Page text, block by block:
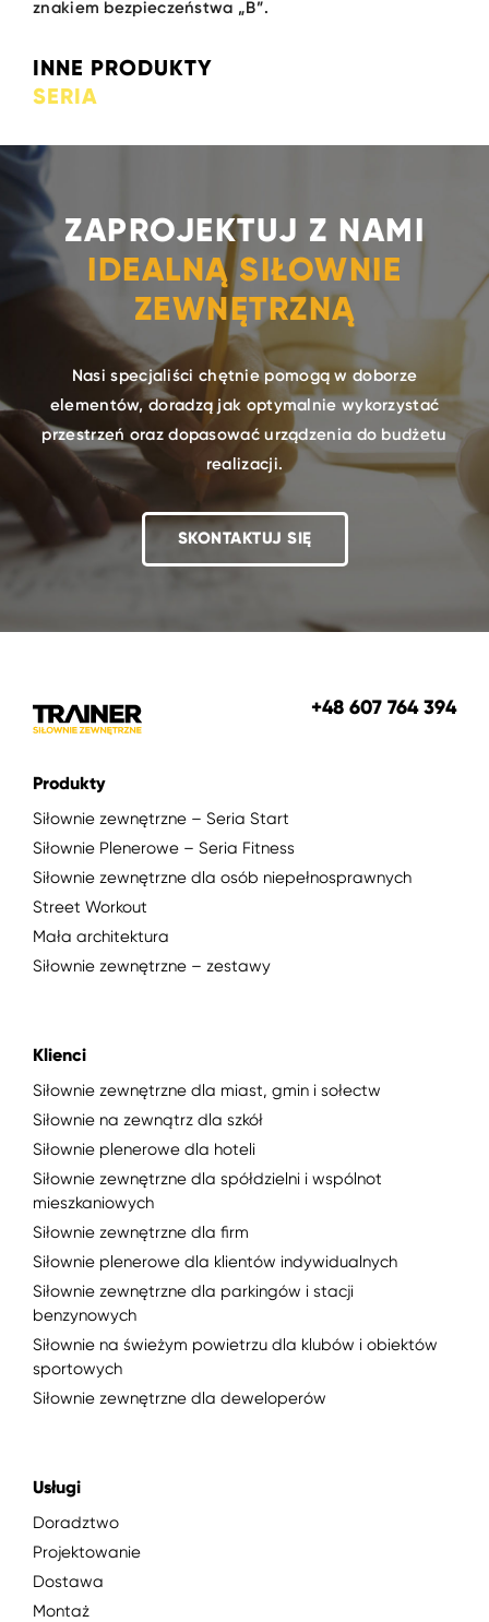
znakiem bezpieczeństwa „B”.
INNE PRODUKTY
SERIA
ZAPROJEKTUJ Z NAMI
IDEALNĄ SIŁOWNIE
ZEWNĘTRZNĄ
Nasi specjaliści chętnie pomogą w doborze
elementów, doradzą jak optymalnie wykorzystać
przestrzeń oraz dopasować urządzenia do budżetu
realizacji.
SKONTAKTUJ SIĘ
+48 607 764 394
Produkty
Siłownie zewnętrzne – Seria Start
Siłownie Plenerowe – Seria Fitness
Siłownie zewnętrzne dla osób niepełnosprawnych
Street Workout
Mała architektura
Siłownie zewnętrzne – zestawy
Klienci
Siłownie zewnętrzne dla miast, gmin i sołectw
Siłownie na zewnątrz dla szkół
Siłownie plenerowe dla hoteli
Siłownie zewnętrzne dla spółdzielni i wspólnot
mieszkaniowych
Siłownie zewnętrzne dla firm
Siłownie plenerowe dla klientów indywidualnych
Siłownie zewnętrzne dla parkingów i stacji
benzynowych
Siłownie na świeżym powietrzu dla klubów i obiektów
sportowych
Siłownie zewnętrzne dla deweloperów
Usługi
Doradztwo
Projektowanie
Dostawa
Montaż